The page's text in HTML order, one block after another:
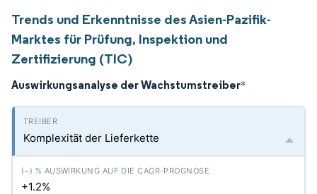
Trends und Erkenntnisse des Asien-Pazifik-
Marktes für Prüfung, Inspektion und
Zertifizierung (TIC)
Auswirkungsanalyse der Wachstumstreiber*
Komplexität der Lieferkette
+1.2%